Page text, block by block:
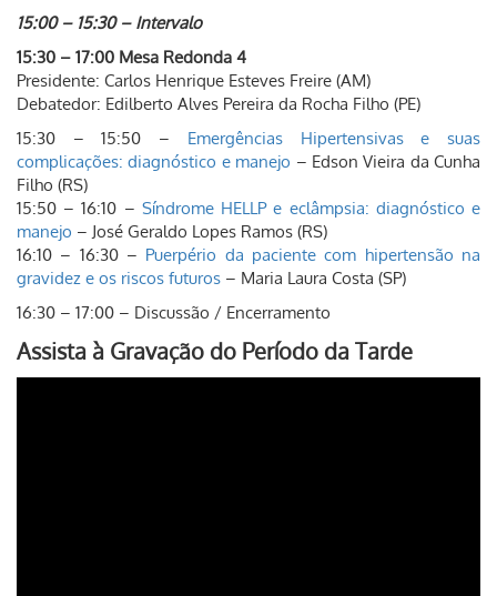
15:00 – 15:30 – Intervalo
15:30 – 17:00 Mesa Redonda 4
Presidente: Carlos Henrique Esteves Freire (AM)
Debatedor: Edilberto Alves Pereira da Rocha Filho (PE)
15:30 – 15:50 – Emergências Hipertensivas e suas
complicações: diagnóstico e manejo – Edson Vieira da Cunha
Filho (RS)
15:50 – 16:10 – Síndrome HELLP e eclâmpsia: diagnóstico e
manejo – José Geraldo Lopes Ramos (RS)
16:10 – 16:30 – Puerpério da paciente com hipertensão na
gravidez e os riscos futuros – Maria Laura Costa (SP)
16:30 – 17:00 – Discussão / Encerramento
Assista à Gravação do Período da Tarde